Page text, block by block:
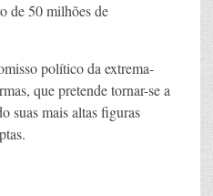
de 50 milhões de
político da extrema-
que pretende tornar-se a
suas mais altas figuras